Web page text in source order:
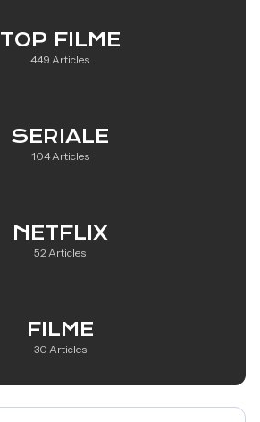
TOP FILME
449 Articles
SERIALE
104 Articles
NETFLIX
52 Articles
FILME
30 Articles